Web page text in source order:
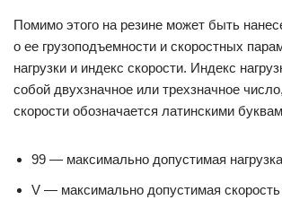
Помимо этого на резине может быть
о ее грузоподъемности и скоростных
нагрузки и индекс скорости. Индекс
собой двухзначное или трехзначное
скорости обозначается латинскими
99 — максимально допустимая
V — максимально допустимая